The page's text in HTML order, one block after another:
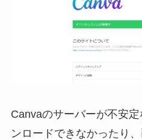
Canvaのサーバーが不安
ンロードできなかったり